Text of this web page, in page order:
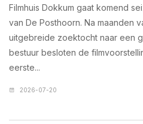
Filmhuis Dokkum gaat komend
van De Posthoorn. Na maanden
uitgebreide zoektocht naar een
bestuur besloten de
eerste...
2026-07-20